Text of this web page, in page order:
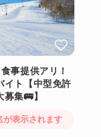
事提供アリ！
イト【中型免許
集🚌】
が表示されます